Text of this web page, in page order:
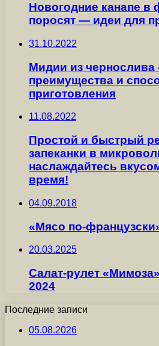
Новогодние канапе
поросят — идеи для
31.10.2022
Мидии из
преимущества и
приготовления
11.08.2022
Простой и быстрый
запеканки в
наслаждайтесь
время!
04.09.2018
«Мясо по-
20.03.2025
Салат-рулет
2024
Последние записи
05.08.2026